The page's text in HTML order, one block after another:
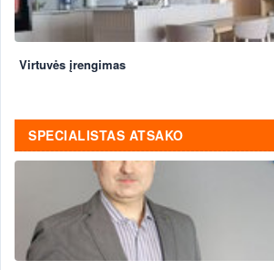
Virtuvės įrengimas
SPECIALISTAS ATSAKO